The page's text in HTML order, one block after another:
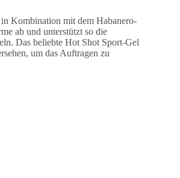
Kombination mit dem Habanero-
ab und unterstützt so die
Das beliebte Hot Shot Sport-Gel
um das Auftragen zu